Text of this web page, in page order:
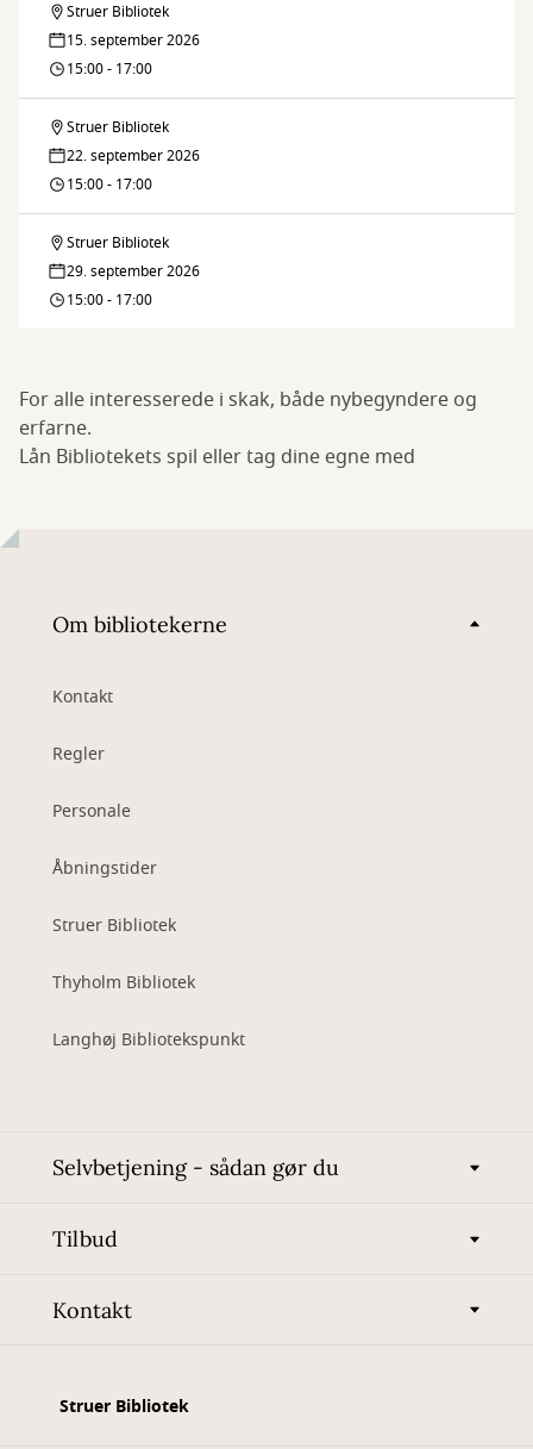
Skak
og
Struer Bibliotek
15. september 2026
15:00 - 17:00
Skak
og
Struer Bibliotek
22. september 2026
15:00 - 17:00
Skak
og
Struer Bibliotek
29. september 2026
15:00 - 17:00
For alle interesserede i skak, både nybegyndere og
erfarne.
Lån Bibliotekets spil eller tag dine egne med
Om bibliotekerne
Kontakt
Regler
Personale
Åbningstider
Struer Bibliotek
Thyholm Bibliotek
Langhøj Bibliotekspunkt
Selvbetjening - sådan gør du
Tilbud
Kontakt
Struer Bibliotek